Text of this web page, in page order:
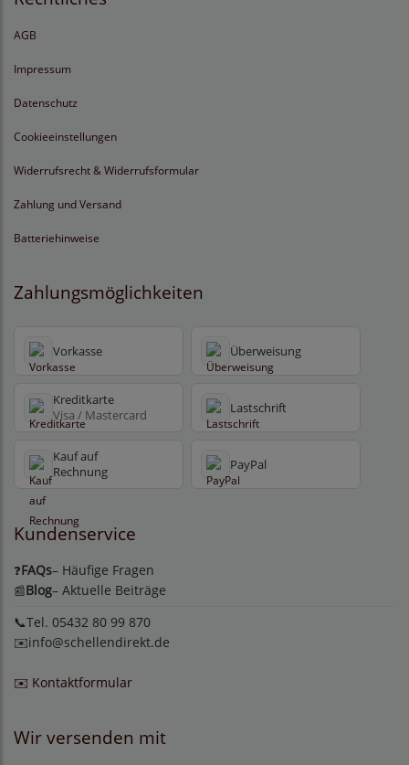
AGB
Impressum
Datenschutz
Cookieeinstellungen
Widerrufsrecht & Widerrufsformular
Zahlung und Versand
Batteriehinweise
Zahlungsmöglichkeiten
Vorkasse Überweisung
Kreditkarte
Visa / Mastercard Lastschrift
Kauf auf
Rechnung
PayPal
Kundenservice
❓FAQs– Häufige Fragen
📰Blog– Aktuelle Beiträge
📞Tel. 05432 80 99 870
✉️info@schellendirekt.de
✉️ Kontaktformular
Wir versenden mit